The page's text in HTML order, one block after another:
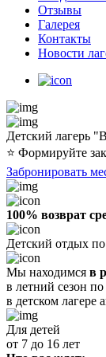
Отзывы
Галерея
Контакты
Новости
Детский лагерь
⭐️ Формируйте
Забронировать
100% возврат
Детский отдых
Мы находимся в
в летний сезон
в детском лагере
Для детей
от 7 до 16 лет